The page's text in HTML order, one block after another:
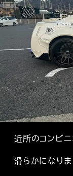
近所のコンビ
滑らかになりま